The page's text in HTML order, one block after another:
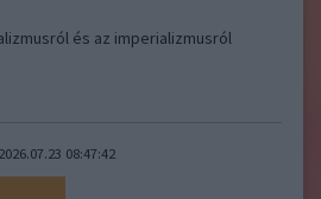
és az imperializmusról
2026.07.23 08:47:42